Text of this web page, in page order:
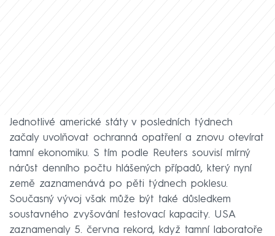
Jednotlivé americké státy v posledních týdnech
začaly uvolňovat ochranná opatření a znovu otevírat
tamní ekonomiku. S tím podle Reuters souvisí mírný
nárůst denního počtu hlášených případů, který nyní
země zaznamenává po pěti týdnech poklesu.
Současný vývoj však může být také důsledkem
soustavného zvyšování testovací kapacity. USA
zaznamenaly 5. června rekord, když tamní laboratoře